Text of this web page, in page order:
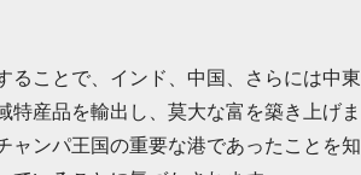
ることで、インド、中国、さらには中東
産品を輸出し、莫大な富を築き上げま
ャンパ王国の重要な港であったことを知